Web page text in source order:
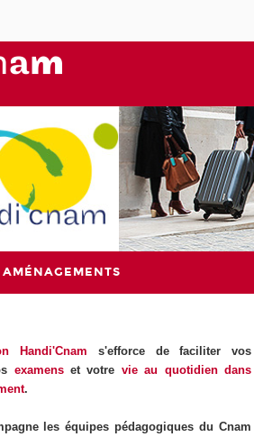
AMÉNAGEMENTS
Handi'Cnam s'efforce de faciliter vos
examenset votre vie au quotidien dans
.
les équipes pédagogiques du Cnam